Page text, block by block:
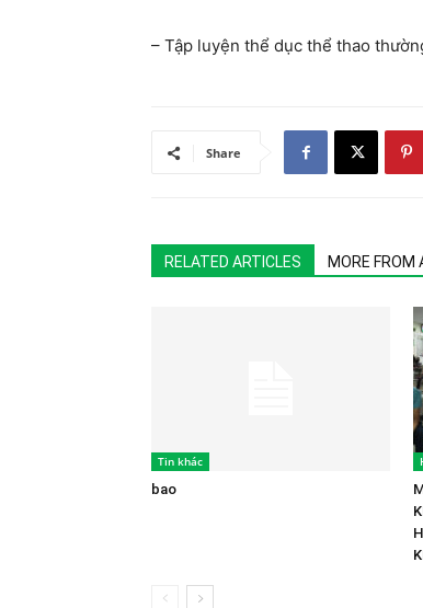
– Tập luyện thể dục thể thao
Share
RELATED ARTICLES MORE FROM
Tin khác
bao